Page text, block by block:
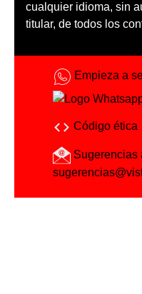
cualquier idioma, sin
titular, de todos los
Empieza a
Código ética
Sugerencias